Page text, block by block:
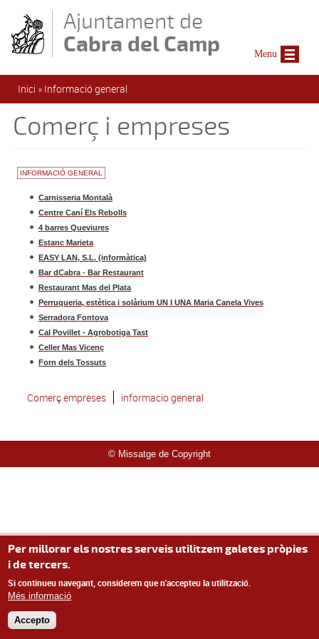
Ajuntament de
Cabra del Camp
Esteu aquí
Inici » Informació general
Comerç i empreses
INFORMACIÓ GENERAL
Carnisseria Montalà
Centre Caní Els Rebolls
4 barres Queviures
Estanc Marieta
EASY LAN, S.L. (informàtica)
Bar dCabra - Bar Restaurant
Restaurant Mas del Plata
Perruqueria, estètica i solàrium UN I UNA Maria Canela Vives
Serradora Fontova
Cal Povillet - Agrobotiga Tast
Celler Mas Vicenç
Forn dels Tossuts
Comerç empreses informacio general
© Missatge de Copyright
Menu
Per millorar els nostres serveis utilitzem galetes pròpies
i de tercers.
Si continueu navegant, considerem que n'accepteu la utilització.
Més informació
Accepto